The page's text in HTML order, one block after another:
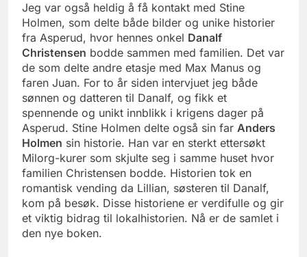
Jeg var også heldig å få kontakt med Stine
Holmen, som delte både bilder og unike historier
fra Asperud, hvor hennes onkel Danalf
Christensen bodde sammen med familien. Det var
de som delte andre etasje med Max Manus og
faren Juan. For to år siden intervjuet jeg både
sønnen og datteren til Danalf, og fikk et
spennende og unikt innblikk i krigens dager på
Asperud. Stine Holmen delte også sin far Anders
Holmen sin historie. Han var en sterkt ettersøkt
Milorg-kurer som skjulte seg i samme huset hvor
familien Christensen bodde. Historien tok en
romantisk vending da Lillian, søsteren til Danalf,
kom på besøk. Disse historiene er verdifulle og gir
et viktig bidrag til lokalhistorien. Nå er de samlet i
den nye boken.